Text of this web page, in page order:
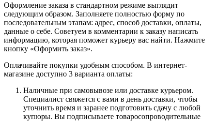
Оформление заказа в стандартном режиме выглядит
следующим образом. Заполняете полностью форму по
последовательным этапам: адрес, способ доставки, оплаты,
данные о себе. Советуем в комментарии к заказу написать
информацию, которая поможет курьеру вас найти. Нажмите
кнопку «Оформить заказ».
Оплачивайте покупки удобным способом. В интернет-
магазине доступно 3 варианта оплаты:
Наличные при самовывозе или доставке курьером.
Специалист свяжется с вами в день доставки, чтобы
уточнить время и заранее подготовить сдачу с любой
купюры. Вы подписываете товаросопроводительные